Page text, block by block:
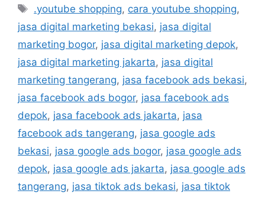
.youtube shopping, cara youtube shopping,
jasa digital marketing bekasi, jasa digital
marketing bogor, jasa digital marketing depok,
jasa digital marketing jakarta, jasa digital
marketing tangerang, jasa facebook ads bekasi,
jasa facebook ads bogor, jasa facebook ads
depok, jasa facebook ads jakarta, jasa
facebook ads tangerang, jasa google ads
bekasi, jasa google ads bogor, jasa google ads
depok, jasa google ads jakarta, jasa google ads
tangerang, jasa tiktok ads bekasi, jasa tiktok